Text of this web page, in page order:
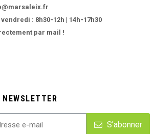
: 8h30-12h | 14h-17h30
par mail !
S'abonner